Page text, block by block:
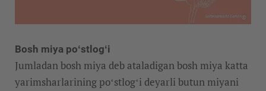
©
Bosh miya poʻstlogʻi
Jumladan bosh miya deb ataladigan bosh miya katta
yarimsharlarining poʻstlogʻi deyarli butun miyani